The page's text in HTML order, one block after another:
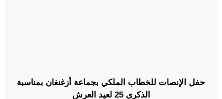
حفل الإنصات للخطاب الملكي بجماعة أزغنغان بمناسبة
الذكرى 25 لعيد العرش